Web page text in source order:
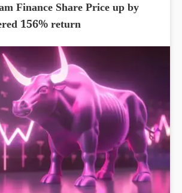
Finance Share Price up by
156% return